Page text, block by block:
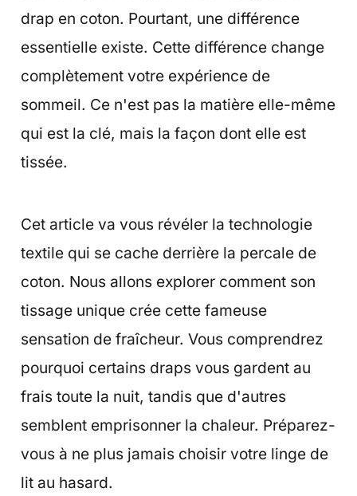
drap en coton. Pourtant, une différence
essentielle existe. Cette différence change
complètement votre expérience de
sommeil. Ce n'est pas la matière elle-même
qui est la clé, mais la façon dont elle est
tissée.
Cet article va vous révéler la technologie
textile qui se cache derrière la percale de
coton. Nous allons explorer comment son
tissage unique crée cette fameuse
sensation de fraîcheur. Vous comprendrez
pourquoi certains draps vous gardent au
frais toute la nuit, tandis que d'autres
semblent emprisonner la chaleur. Préparez-
vous à ne plus jamais choisir votre linge de
lit au hasard.